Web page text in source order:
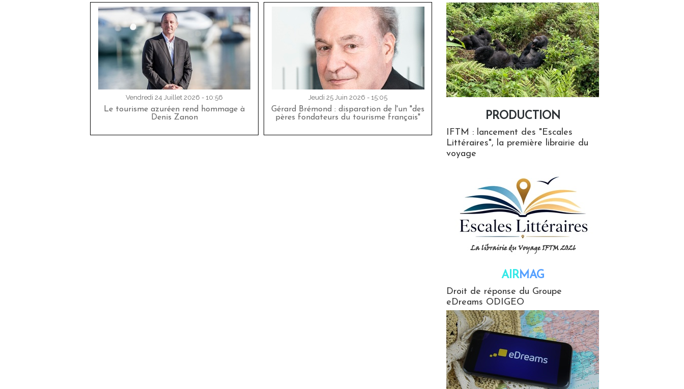
Vendredi 24 Juillet 2026 - 10:56
Le tourisme azuréen rend hommage à
Denis Zanon
Jeudi 25 Juin 2026 - 15:05
Gérard Brémond : disparation de l'un "des
pères fondateurs du tourisme français"
PRODUCTION
IFTM : lancement des "Escales
Littéraires", la première librairie du
voyage
AIRMAG
Droit de réponse du Groupe
eDreams ODIGEO